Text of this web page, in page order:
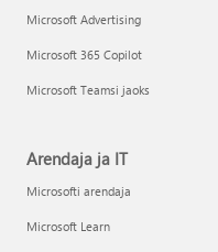
Microsoft Advertising
Microsoft 365 Copilot
Microsoft Teamsi jaoks
Arendaja ja IT
Microsofti arendaja
Microsoft Learn